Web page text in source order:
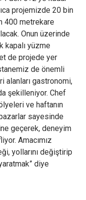
projemizde 20 bin
400 metrekare
Onun üzerinde
kapalı yüzme
de projede yer
de önemli
alanları gastronomi,
şekilleniyor. Chef
ve haftanın
sayesinde
geçerek, deneyim
Amacımız
yollarını değiştirip
diye